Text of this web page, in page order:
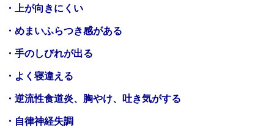
・上が向きにくい
・めまいふらつき感がある
・手のしびれが出る
・よく寝違える
・逆流性食道炎、胸やけ、吐き気がする
・自律神経失調